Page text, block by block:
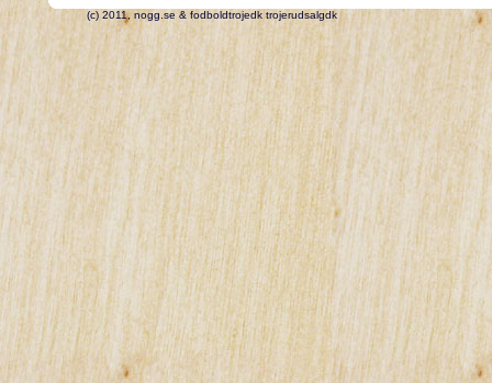
(c) 2011, nogg.se & fodboldtrojedk trojerudsalgdk